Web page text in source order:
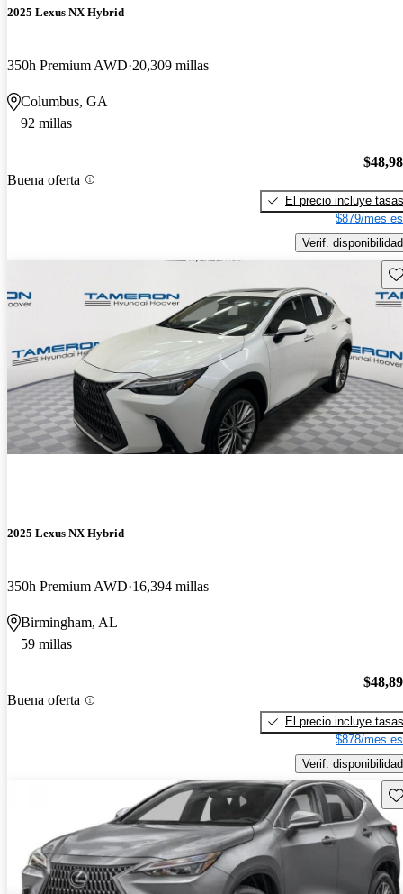
2025 Lexus NX Hybrid
350h Premium AWD 20,309 millas
Columbus, GA
92 millas
Buena oferta
El precio incluye tasas
$879/mes
Verif. disponibilidad
2025 Lexus NX Hybrid
350h Premium AWD 16,394 millas
Birmingham, AL
59 millas
Buena oferta
El precio incluye tasas
$878/mes
Verif. disponibilidad